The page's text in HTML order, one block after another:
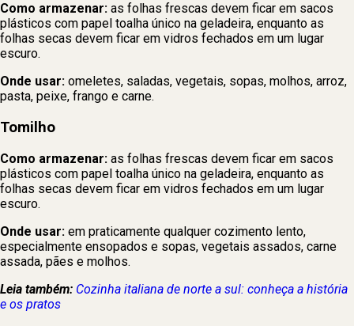
Como armazenar: as folhas frescas devem ficar em sacos
plásticos com papel toalha único na geladeira, enquanto as
folhas secas devem ficar em vidros fechados em um lugar
escuro.
Onde usar: omeletes, saladas, vegetais, sopas, molhos, arroz,
pasta, peixe, frango e carne.
Tomilho
Como armazenar: as folhas frescas devem ficar em sacos
plásticos com papel toalha único na geladeira, enquanto as
folhas secas devem ficar em vidros fechados em um lugar
escuro.
Onde usar: em praticamente qualquer cozimento lento,
especialmente ensopados e sopas, vegetais assados, carne
assada, pães e molhos.
Leia também: Cozinha italiana de norte a sul: conheça a história
e os pratos